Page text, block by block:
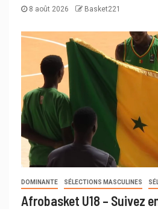
8 août 2026 Basket221
DOMINANTE SÉLECTIONS MASCULINES
Afrobasket U18 – Suivez